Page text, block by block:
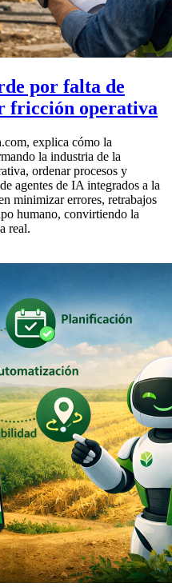
por falta de
fricción operativa
explica cómo la
la industria de la
ordenar procesos y
agentes de IA integrados a la
minimizar errores, retrabajos
humano, convirtiendo la
real.